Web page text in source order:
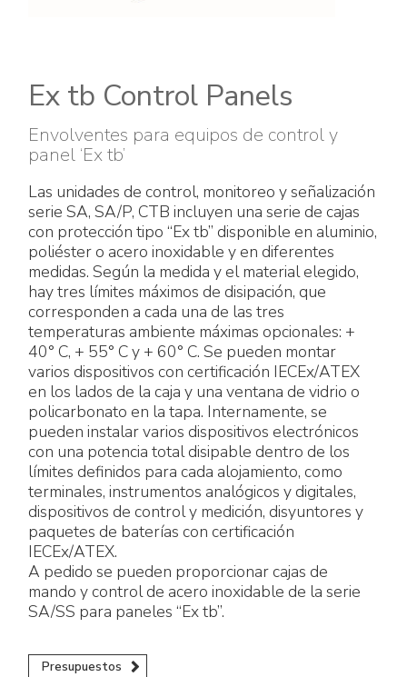
Ex tb Control Panels
Envolventes para equipos de control y
panel ‘Ex tb’
Las unidades de control, monitoreo y señalización
serie SA, SA/P, CTB incluyen una serie de cajas
con protección tipo “Ex tb” disponible en aluminio,
poliéster o acero inoxidable y en diferentes
medidas. Según la medida y el material elegido,
hay tres límites máximos de disipación, que
corresponden a cada una de las tres
temperaturas ambiente máximas opcionales: +
40° C, + 55° C y + 60° C. Se pueden montar
varios dispositivos con certificación IECEx/ATEX
en los lados de la caja y una ventana de vidrio o
policarbonato en la tapa. Internamente, se
pueden instalar varios dispositivos electrónicos
con una potencia total disipable dentro de los
límites definidos para cada alojamiento, como
terminales, instrumentos analógicos y digitales,
dispositivos de control y medición, disyuntores y
paquetes de baterías con certificación
IECEx/ATEX.
A pedido se pueden proporcionar cajas de
mando y control de acero inoxidable de la serie
SA/SS para paneles “Ex tb”.
Presupuestos
Aspiradores
Serie estanca
Todos los productos
Instrucciones Tecnicas
Hazte distribuidor nuestro
Reference list
Certificados de la empresa
Entrevistas y prensa
Galería y vídeos